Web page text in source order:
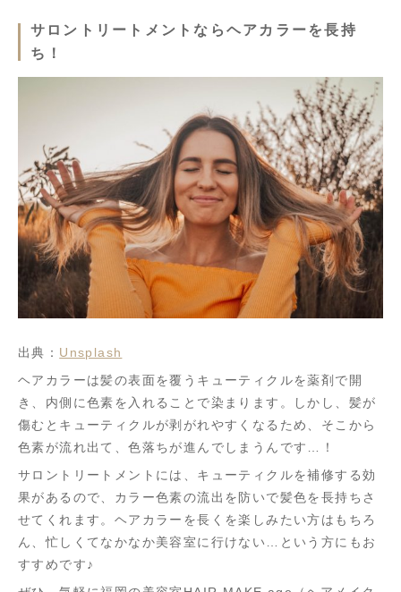
サロントリートメントならヘアカラーを長持
ち！
出典： Unsplash
ヘアカラーは髪の表面を覆うキューティクルを薬剤で開
き、内側に色素を入れることで染まります。しかし、髪が
傷むとキューティクルが剥がれやすくなるため、そこから
色素が流れ出て、色落ちが進んでしまうんです…！
サロントリートメントには、キューティクルを補修する効
果があるので、カラー色素の流出を防いで髪色を長持ちさ
せてくれます。ヘアカラーを長くを楽しみたい方はもちろ
ん、忙しくてなかなか美容室に行けない…という方にもお
すすめです♪